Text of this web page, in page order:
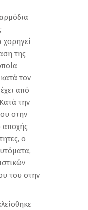
χορηγεί
της
τον
από
την
στην
αποχής
ο
του στην